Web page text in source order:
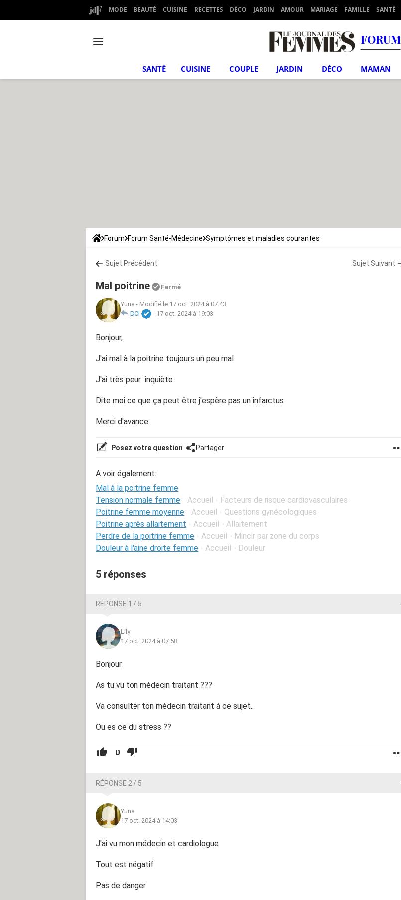
MODE BEAUTÉ CUISINE RECETTES DÉCO JARDIN AMOUR MARIAGE FAMILLE SANTÉ
FORUM
SANTÉ CUISINE COUPLE JARDIN DÉCO MAMAN
Forum Forum Santé-Médecine Symptômes et maladies courantes
Sujet Précédent Sujet Suivant
Mal poitrine Fermé
Yuna - Modifié le 17 oct. 2024 à 07:43
DCI
- 17 oct. 2024 à 19:03
Bonjour,
J'ai mal à la poitrine toujours un peu mal
J'ai très peur inquiète
Dite moi ce que ça peut être j'espère pas un infarctus
Merci d'avance
Posez votre question Partager
A voir également:
Mal à la poitrine femme
Tension normale femme - Accueil - Facteurs de risque cardiovasculaires
Poitrine femme moyenne - Accueil - Questions gynécologiques
Poitrine après allaitement - Accueil - Allaitement
Perdre de la poitrine femme - Accueil - Mincir par zone du corps
Douleur à l'aine droite femme - Accueil - Douleur
5 réponses
RÉPONSE 1 / 5
Lily
17 oct. 2024 à 07:58
Bonjour
As tu vu ton médecin traitant ???
Va consulter ton médecin traitant à ce sujet..
Ou es ce du stress ??
0
RÉPONSE 2 / 5
Yuna
17 oct. 2024 à 14:03
J'ai vu mon médecin et cardiologue
Tout est négatif
Pas de danger